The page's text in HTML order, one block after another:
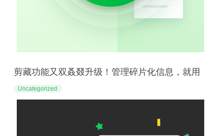
剪藏功能又双叒叕升级！管理碎片化信息，就用
这些好方法
Uncategorized